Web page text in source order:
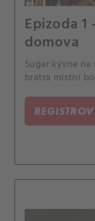
Epizoda
domova
Sugar kývne
bratra místní